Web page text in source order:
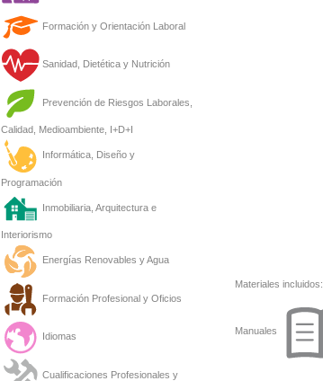
Formación y Orientación Laboral
Sanidad, Dietética y Nutrición
Prevención de Riesgos Laborales,
Calidad, Medioambiente, I+D+I
Informática, Diseño y
Programación
Inmobiliaria, Arquitectura e
Interiorismo
Energías Renovables y Agua
Formación Profesional y Oficios
Idiomas
Cualificaciones Profesionales y
Materiales incluidos:
Manuales